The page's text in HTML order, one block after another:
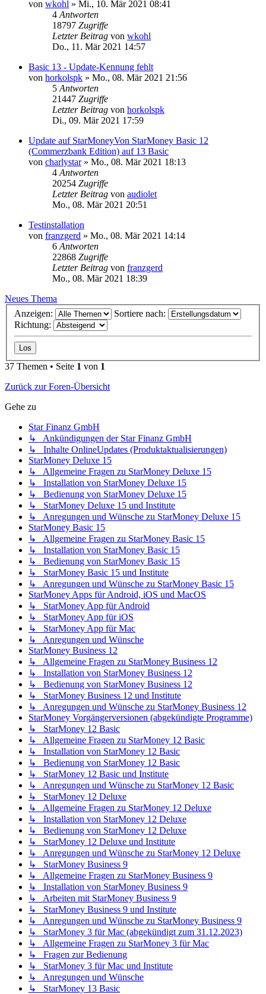
von wkohl » Mi., 10. Mär 2021 08:41
4 Antworten
18797 Zugriffe
Letzter Beitrag von wkohl
Do., 11. Mär 2021 14:57
Basic 13 - Update-Kennung fehlt
von horkolspk » Mo., 08. Mär 2021 21:56
5 Antworten
21447 Zugriffe
Letzter Beitrag von horkolspk
Di., 09. Mär 2021 17:59
Update auf StarMoneyVon StarMoney Basic 12
(Commerzbank Edition) auf 13 Basic
von charlystar» Mo., 08. Mär 2021 18:13
4 Antworten
20254 Zugriffe
Letzter Beitrag von audiolet
Mo., 08. Mär 2021 20:51
Testinstallation
von franzgerd » Mo., 08. Mär 2021 14:14
6 Antworten
22868 Zugriffe
Letzter Beitrag von franzgerd
Mo., 08. Mär 2021 18:39
Neues Thema
Anzeigen:
Sortiere nach:
Richtung:
37 Themen • Seite 1 von 1
Zurück zur Foren-Übersicht
Gehe zu
Star Finanz GmbH
↳ Ankündigungen der Star Finanz GmbH
↳ Inhalte OnlineUpdates (Produktaktualisierungen)
StarMoney Deluxe 15
↳ Allgemeine Fragen zu StarMoney Deluxe 15
↳ Installation von StarMoney Deluxe 15
↳ Bedienung von StarMoney Deluxe 15
↳ StarMoney Deluxe 15 und Institute
↳ Anregungen und Wünsche zu StarMoney Deluxe 15
StarMoney Basic 15
↳ Allgemeine Fragen zu StarMoney Basic 15
↳ Installation von StarMoney Basic 15
↳ Bedienung von StarMoney Basic 15
↳ StarMoney Basic 15 und Institute
↳ Anregungen und Wünsche zu StarMoney Basic 15
StarMoney Apps für Android, iOS und MacOS
↳ StarMoney App für Android
↳ StarMoney App für iOS
↳ StarMoney App für Mac
↳ Anregungen und Wünsche
StarMoney Business 12
↳ Allgemeine Fragen zu StarMoney Business 12
↳ Installation von StarMoney Business 12
↳ Bedienung von StarMoney Business 12
↳ StarMoney Business 12 und Institute
↳ Anregungen und Wünsche zu StarMoney Business 12
StarMoney Vorgängerversionen (abgekündigte Programme)
↳ StarMoney 12 Basic
↳ Allgemeine Fragen zu StarMoney 12 Basic
↳ Installation von StarMoney 12 Basic
↳ Bedienung von StarMoney 12 Basic
↳ StarMoney 12 Basic und Institute
↳ Anregungen und Wünsche zu StarMoney 12 Basic
↳ StarMoney 12 Deluxe
↳ Allgemeine Fragen zu StarMoney 12 Deluxe
↳ Installation von StarMoney 12 Deluxe
↳ Bedienung von StarMoney 12 Deluxe
↳ StarMoney 12 Deluxe und Institute
↳ Anregungen und Wünsche zu StarMoney 12 Deluxe
↳ StarMoney Business 9
↳ Allgemeine Fragen zu StarMoney Business 9
↳ Installation von StarMoney Business 9
↳ Arbeiten mit StarMoney Business 9
↳ StarMoney Business 9 und Institute
↳ Anregungen und Wünsche zu StarMoney Business 9
↳ StarMoney 3 für Mac (abgekündigt zum 31.12.2023)
↳ Allgemeine Fragen zu StarMoney 3 für Mac
↳ Fragen zur Bedienung
↳ StarMoney 3 für Mac und Institute
↳ Anregungen und Wünsche
↳ StarMoney 13 Basic